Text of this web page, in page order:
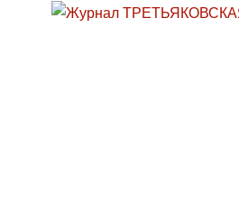
Перейти к основному содержанию
Skip to search